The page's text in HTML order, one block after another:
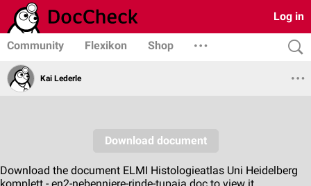
Log in
Community Flexikon Shop
Kai Lederle